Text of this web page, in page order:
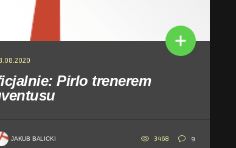
Pirlo trenerem
JAKUB BALICKI 3468 9